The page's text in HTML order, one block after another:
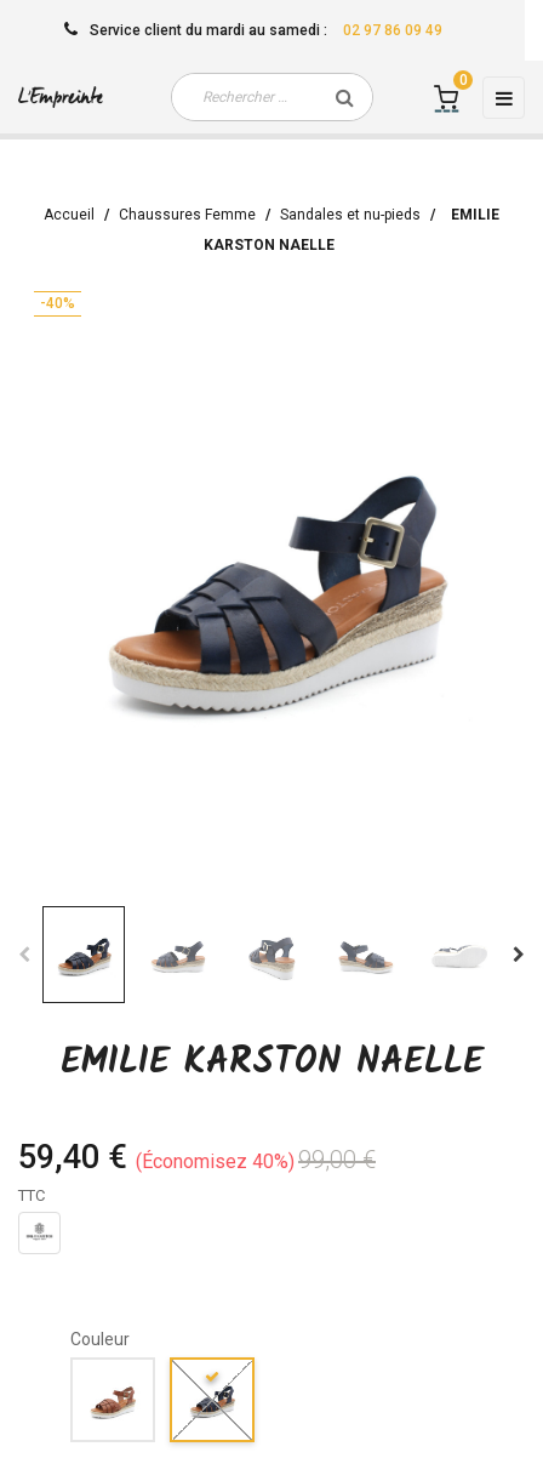
Service client du mardi au samedi : 02 97 86 09 49
☰
0
Accueil Chaussures Femme Sandales et nu-pieds
EMILIE
KARSTON NAELLE
-40%
EMILIE KARSTON NAELLE
59,40 € Économisez 40% 99,00 €
TTC
Couleur